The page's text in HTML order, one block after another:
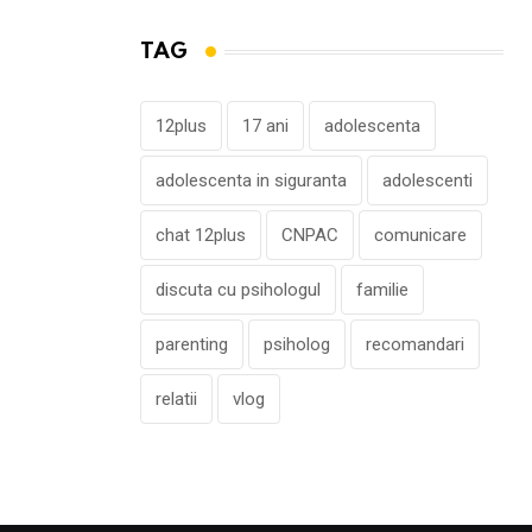
TAG
12plus 17 ani adolescenta
adolescenta in siguranta adolescenti
chat 12plus CNPAC comunicare
discuta cu psihologul familie
parenting psiholog recomandari
relatii vlog